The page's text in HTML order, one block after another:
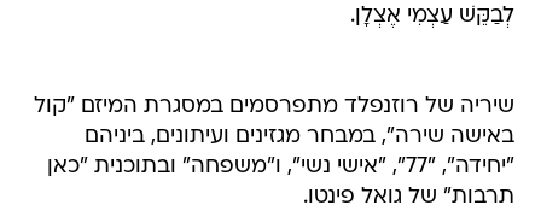
לְבַקֵּשׁ עַצְמִי אֶצְלָן.
שיריה של רוזנפלד מתפרסמים במסגרת המיזם "קול
באישה שירה", במבחר מגזינים ועיתונים, ביניהם
"יחידה", "77", "אישי נשי", ו"משפחה" ובתוכנית "כאן
תרבות" של גואל פינטו.